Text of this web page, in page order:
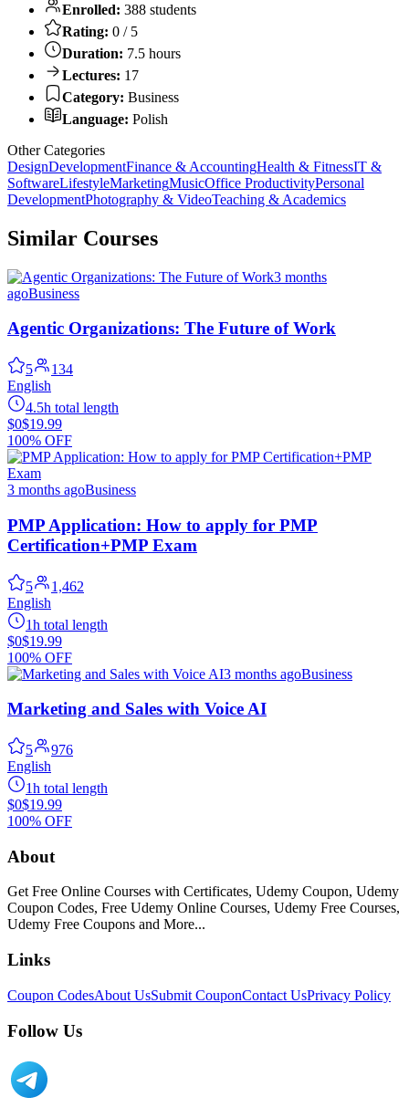
Enrolled: 388 students
Rating: 0 / 5
Duration: 7.5 hours
Lectures: 17
Category: Business
Language: Polish
Other Categories
DesignDevelopmentFinance & AccountingHealth & FitnessIT &
SoftwareLifestyleMarketingMusicOffice ProductivityPersonal
DevelopmentPhotography & VideoTeaching & Academics
Similar Courses
3 months
agoBusiness
Agentic Organizations: The Future of Work
5
134
English
4.5h total length
$0$19.99
100% OFF
3 months agoBusiness
PMP Application: How to apply for PMP
Certification+PMP Exam
5
1,462
English
1h total length
$0$19.99
100% OFF
3 months agoBusiness
Marketing and Sales with Voice AI
5
976
English
1h total length
$0$19.99
100% OFF
About
Get Free Online Courses with Certificates, Udemy Coupon, Udemy
Coupon Codes, Free Udemy Online Courses, Udemy Free Courses,
Udemy Free Coupons and More...
Links
Coupon CodesAbout UsSubmit CouponContact UsPrivacy Policy
Follow Us